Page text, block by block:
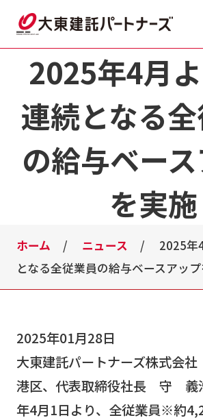
2025年4月
連続となる
の給与ベー
を実施
ホーム ニュース
2025年
となる全従業員の給与ベースアッ
2025年01月28日
大東建託パートナーズ株式会
港区、代表取締役社長 守 義
年4月1日より、全従業員※約